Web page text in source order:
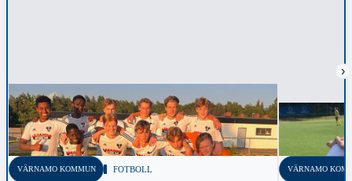
›
VÄRNAMO KOMMUN FOTBOLL VÄRNAMO